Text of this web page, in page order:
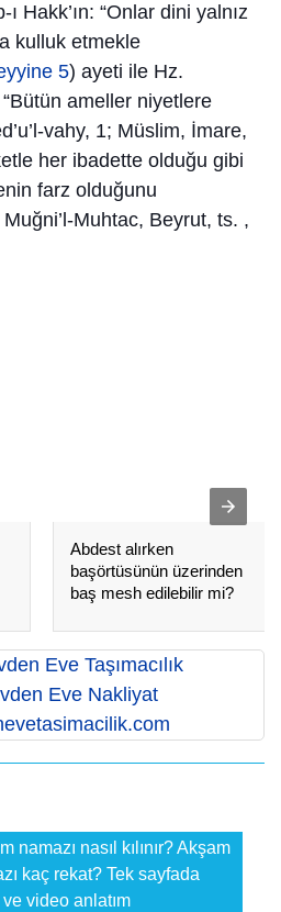
Hakk’ın: “Onlar dini yalnız
kulluk etmekle
5) ayeti ile Hz.
ameller niyetlere
vahy, 1; Müslim, İmare,
her ibadette olduğu gibi
farz olduğunu
Muhtac, Beyrut, ts. ,
Abdest alırken
başörtüsünün üzerinden
baş mesh edilebilir mi?
Eve Taşımacılık
Eve Nakliyat
namazı nasıl kılınır? Akşam
kaç rekat? Tek sayfada
video anlatım